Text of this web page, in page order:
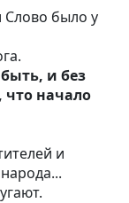
Слово было у
и без
что начало
и